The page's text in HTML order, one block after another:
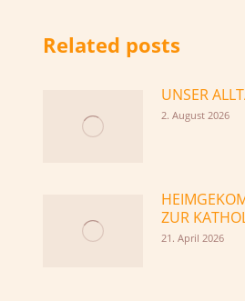
Related posts
UNSER
2. August 2026
ZUR
21. April 2026